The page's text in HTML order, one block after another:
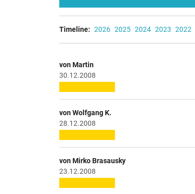
Timeline: 2026 2025 2024 2023 2022
von Martin
30.12.2008
von Wolfgang K.
28.12.2008
von Mirko Brasausky
23.12.2008